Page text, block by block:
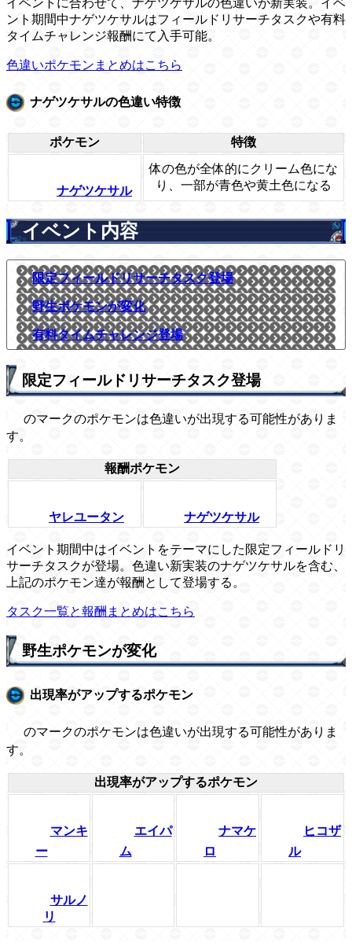
ント期間中ナゲツケサルはフィールドリサーチタスクや有料
タイムチャレンジ報酬にて入手可能。
色違いポケモンまとめはこちら
ナゲツケサルの色違い特徴
ポケモン 特徴
ナゲツケサル
体の色が全体的にクリーム色にな
り、一部が青色や黄土色になる
イベント内容
限定フィールドリサーチタスク登場
野生ポケモンが変化
有料タイムチャレンジ登場
限定フィールドリサーチタスク登場
のマークのポケモンは色違いが出現する可能性がありま
す。
報酬ポケモン
ヤレユータン ナゲツケサル
イベント期間中はイベントをテーマにした限定フィールドリ
サーチタスクが登場。色違い新実装のナゲツケサルを含む、
上記のポケモン達が報酬として登場する。
タスク一覧と報酬まとめはこちら
野生ポケモンが変化
出現率がアップするポケモン
のマークのポケモンは色違いが出現する可能性がありま
す。
出現率がアップするポケモン
マンキ
ー
エイパ
ム
ナマケ
ロ
ヒコザ
ル
サルノ
リ